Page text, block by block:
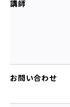
講師
お問い合わせ